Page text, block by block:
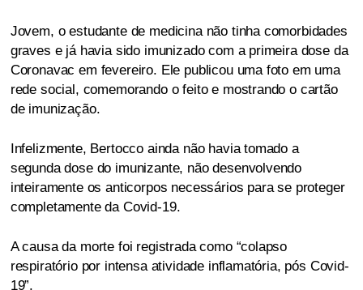
Jovem, o estudante de medicina não tinha comorbidades
graves e já havia sido imunizado com a primeira dose da
Coronavac em fevereiro. Ele publicou uma foto em uma
rede social, comemorando o feito e mostrando o cartão
de imunização.
Infelizmente, Bertocco ainda não havia tomado a
segunda dose do imunizante, não desenvolvendo
inteiramente os anticorpos necessários para se proteger
completamente da Covid-19.
A causa da morte foi registrada como “colapso
respiratório por intensa atividade inflamatória, pós Covid-
19”.